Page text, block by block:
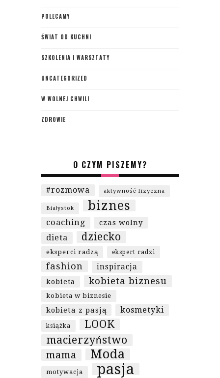
POLECAMY
ŚWIAT OD KUCHNI
SZKOLENIA I WARSZTATY
UNCATEGORIZED
W WOLNEJ CHWILI
ZDROWIE
O CZYM PISZEMY?
#rozmowa aktywność fizyczna
Białystok biznes
coaching czas wolny
dieta dziecko
eksperci radzą ekspert radzi
fashion inspiracja
kobieta kobieta biznesu
kobieta w biznesie
kobieta z pasją kosmetyki
książka
LOOK
macierzyństwo
mama Moda
motywacja pasja